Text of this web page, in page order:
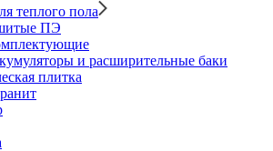
теплого пола
ПЭ
и расширительные баки
плитка